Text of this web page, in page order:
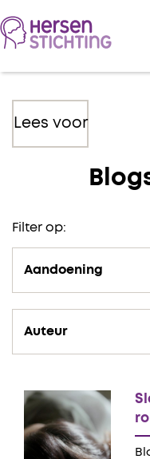
Lees voor
Filter op: